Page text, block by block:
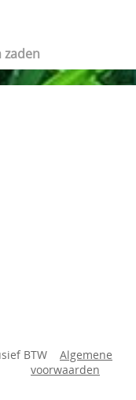
BTW
Algemene
voorwaarden